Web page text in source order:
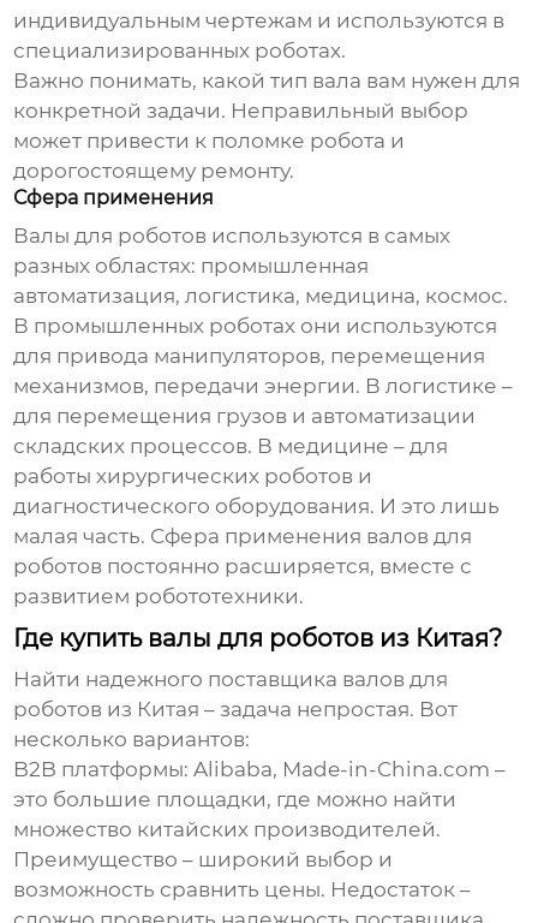
индивидуальным чертежам и используются в
специализированных роботах.
Важно понимать, какой тип вала вам нужен для
конкретной задачи. Неправильный выбор
может привести к поломке робота и
дорогостоящему ремонту.
Сфера применения
Валы для роботов используются в самых
разных областях: промышленная
автоматизация, логистика, медицина, космос.
В промышленных роботах они используются
для привода манипуляторов, перемещения
механизмов, передачи энергии. В логистике –
для перемещения грузов и автоматизации
складских процессов. В медицине – для
работы хирургических роботов и
диагностического оборудования. И это лишь
малая часть. Сфера применения валов для
роботов постоянно расширяется, вместе с
развитием робототехники.
Где купить валы для роботов из Китая?
Найти надежного поставщика валов для
роботов из Китая – задача непростая. Вот
несколько вариантов:
B2B платформы: Alibaba, Made-in-China.com –
это большие площадки, где можно найти
множество китайских производителей.
Преимущество – широкий выбор и
возможность сравнить цены. Недостаток –